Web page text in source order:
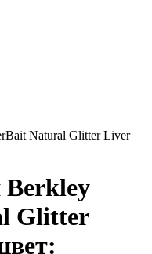
Natural Glitter Liver
Berkley
Glitter